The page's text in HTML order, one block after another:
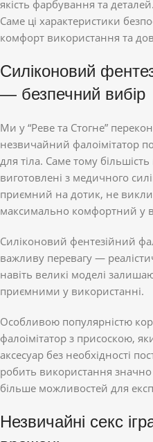
якість фарбування та деталей.
Саме ці характеристики
комфорт використання та
Силіконовий
— безпечний вибір
Ми у “Реве та Стогне”
незвичайний фалоімітатор
для тіла. Саме тому
виготовлені з медичного
приємний на дотик, не
максимально комфортний у
Силіконовий фентезійний
важливу перевагу —
навіть великі моделі
приємними у використанні.
Особливою популярністю
фалоімітатор з присоскою,
аксесуар без необхідності
робить використання
більше можливостей для
Незвичайні секс